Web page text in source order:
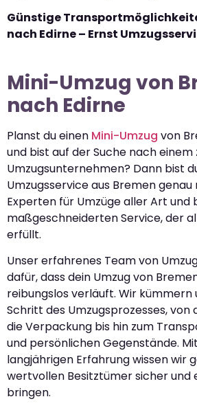
Günstige
nach Edirne – Ernst
Mini-Umzug von
nach Edirne
Planst du einen Mini-Umzug von
und bist auf der Suche nach einem
Umzugsunternehmen? Dann bist
Umzugsservice aus Bremen
Experten für Umzüge aller Art und
maßgeschneiderten Service, der
erfüllt.
Unser erfahrenes Team von
dafür, dass dein Umzug von
reibungslos verläuft. Wir kümmern
Schritt des Umzugsprozesses, von
die Verpackung bis hin zum
und persönlichen Gegenstände.
langjährigen Erfahrung wissen wir
wertvollen Besitztümer sicher und
bringen.